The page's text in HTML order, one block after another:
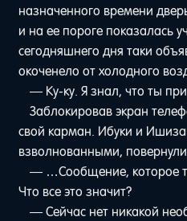
назначенного времени
и на ее пороге показалась
сегодняшнего дня таки
окоченело от холодного
— Ку-ку. Я знал, что ты
Заблокировав экран
свой карман. Ибуки и
взволнованными,
— …Сообщение, которое
Что все это значит?
— Сейчас нет никакой